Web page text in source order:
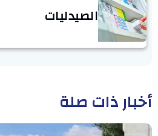
الصيدليات
أخبار ذات صلة